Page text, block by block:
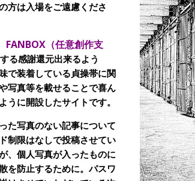
方は入場をご遠慮くださ
（任意創作支
る感謝還元出来るよう
で装着している貞操帯に関
写真等を載せることで喜ん
うに開設したサイトです。
た写真のない記事について
制限はなしで投稿させてい
、個人写真が入ったものに
を防止するために。パスワ